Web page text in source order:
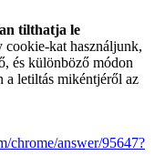
tilthatja le
cookie-kat használjunk,
és különböző módon
a letiltás mikéntjéről az
chrome/answer/95647?